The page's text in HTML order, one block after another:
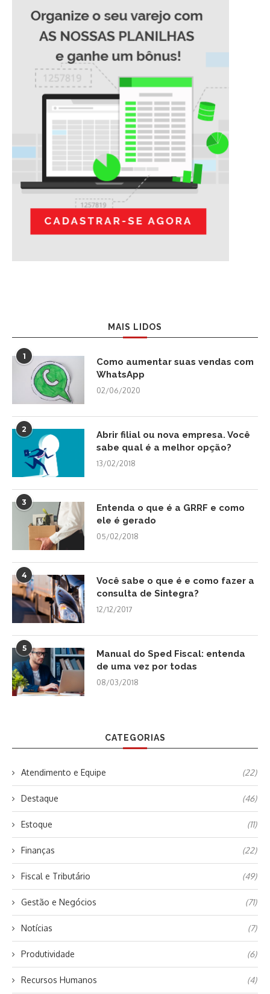
MAIS LIDOS
1
Como aumentar suas vendas com
WhatsApp
02/06/2020
2
Abrir filial ou nova empresa. Você
sabe qual é a melhor opção?
13/02/2018
3
Entenda o que é a GRRF e como
ele é gerado
05/02/2018
4
Você sabe o que é e como fazer a
consulta de Sintegra?
12/12/2017
5
Manual do Sped Fiscal: entenda
de uma vez por todas
08/03/2018
CATEGORIAS
Atendimento e Equipe (22)
Destaque (46)
Estoque (11)
Finanças (22)
Fiscal e Tributário (49)
Gestão e Negócios (71)
Notícias (7)
Produtividade (6)
Recursos Humanos (4)